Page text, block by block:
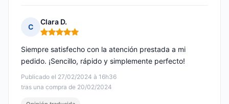
C
Clara D.
Nota: 5 de 5
Publicado el 27/02/2024 à 16h36
tras una compra de 20/02/2024
Siempre satisfecho con la atención prestada a mi
pedido. ¡Sencillo, rápido y simplemente perfecto!